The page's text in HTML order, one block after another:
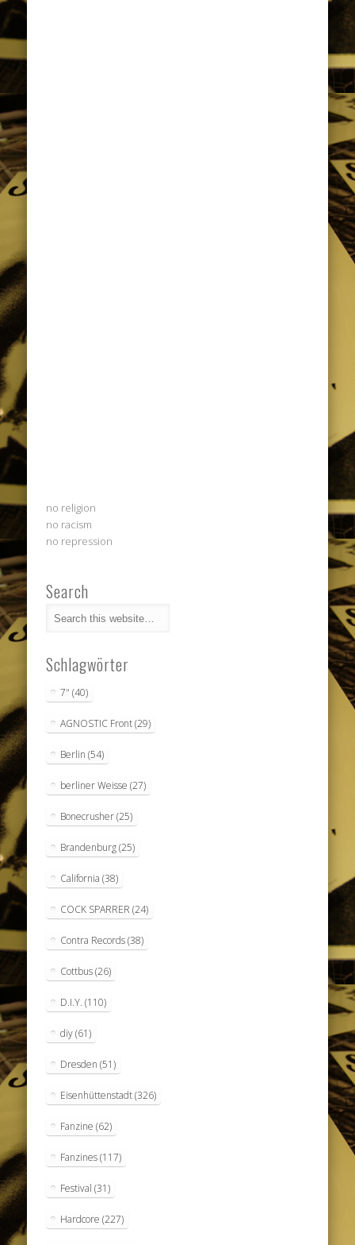
no religion
no racism
no repression
Search
Schlagwörter
7" (40)
AGNOSTIC Front(29)
Berlin (54)
berliner Weisse (27)
Bonecrusher(25)
Brandenburg(25)
California (38)
COCK SPARRER (24)
Contra Records(38)
Cottbus(26)
D.I.Y. (110)
diy(61)
Dresden (51)
Eisenhüttenstadt(326)
Fanzine (62)
Fanzines(117)
Festival (31)
Hardcore (227)